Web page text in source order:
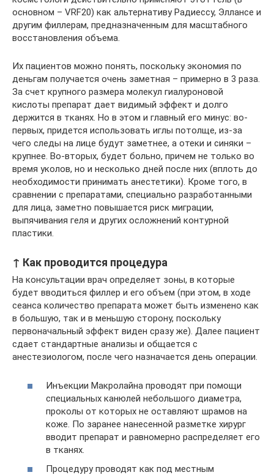
основном – VRF20) как альтернативу Радиессу, Эллансе и
другим филлерам, предназначенным для масштабного
восстановления объема.
Их пациентов можно понять, поскольку экономия по
деньгам получается очень заметная – примерно в 3 раза.
За счет крупного размера молекул гиалуроновой
кислоты препарат дает видимый эффект и долго
держится в тканях. Но в этом и главный его минус: во-
первых, придется использовать иглы потолще, из-за
чего следы на лице будут заметнее, а отеки и синяки –
крупнее. Во-вторых, будет больно, причем не только во
время уколов, но и несколько дней после них (вплоть до
необходимости принимать анестетики). Кроме того, в
сравнении с препаратами, специально разработанными
для лица, заметно повышается риск миграции,
выпячивания геля и других осложнений контурной
пластики.
↑ Как проводится процедура
На консультации врач определяет зоны, в которые
будет вводиться филлер и его объем (при этом, в ходе
сеанса количество препарата может быть изменено как
в большую, так и в меньшую сторону, поскольку
первоначальный эффект виден сразу же). Далее пациент
сдает стандартные анализы и общается с
анестезиологом, после чего назначается день операции.
Инъекции Макролайна проводят при помощи
специальных канюлей небольшого диаметра,
проколы от которых не оставляют шрамов на
коже. По заранее нанесенной разметке хирург
вводит препарат и равномерно распределяет его
в тканях.
Процедуру проводят как под местным